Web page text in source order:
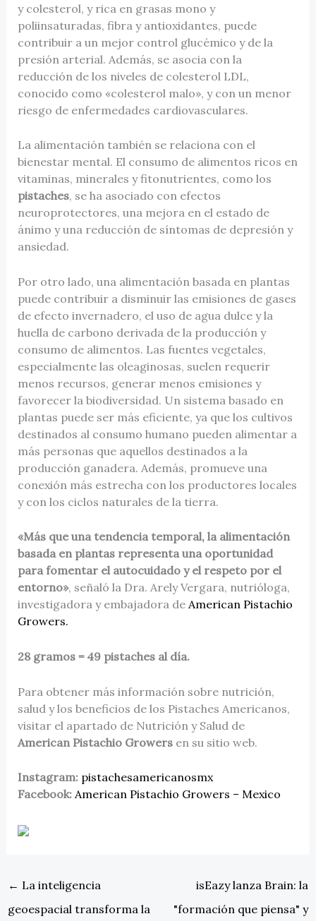
y colesterol, y rica en grasas mono y
poliinsaturadas, fibra y antioxidantes, puede
contribuir a un mejor control glucémico y de la
presión arterial. Además, se asocia con la
reducción de los niveles de colesterol LDL,
conocido como «colesterol malo», y con un menor
riesgo de enfermedades cardiovasculares.
La alimentación también se relaciona con el
bienestar mental. El consumo de alimentos ricos en
vitaminas, minerales y fitonutrientes, como los
pistaches, se ha asociado con efectos
neuroprotectores, una mejora en el estado de
ánimo y una reducción de síntomas de depresión y
ansiedad.
Por otro lado, una alimentación basada en plantas
puede contribuir a disminuir las emisiones de gases
de efecto invernadero, el uso de agua dulce y la
huella de carbono derivada de la producción y
consumo de alimentos. Las fuentes vegetales,
especialmente las oleaginosas, suelen requerir
menos recursos, generar menos emisiones y
favorecer la biodiversidad. Un sistema basado en
plantas puede ser más eficiente, ya que los cultivos
destinados al consumo humano pueden alimentar a
más personas que aquellos destinados a la
producción ganadera. Además, promueve una
conexión más estrecha con los productores locales
y con los ciclos naturales de la tierra.
«Más que una tendencia temporal, la alimentación
basada en plantas representa una oportunidad
para fomentar el autocuidado y el respeto por el
entorno», señaló la Dra. Arely Vergara, nutrióloga,
investigadora y embajadora de American Pistachio
Growers.
28 gramos = 49 pistaches al día.
Para obtener más información sobre nutrición,
salud y los beneficios de los Pistaches Americanos,
visitar el apartado de Nutrición y Salud de
American Pistachio Growersen su sitio web.
Instagram: pistachesamericanosmx
Facebook: American Pistachio Growers – Mexico
← La inteligencia
geoespacial transforma la
isEazy lanza Brain: la
"formación que piensa" y